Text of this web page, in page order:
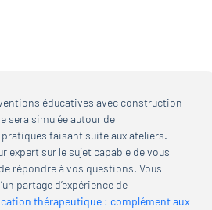
éducatives avec construction
sera simulée autour de
faisant suite aux ateliers.
sur le sujet capable de vous
répondre à vos questions. Vous
partage d’expérience de
thérapeutique : complément aux